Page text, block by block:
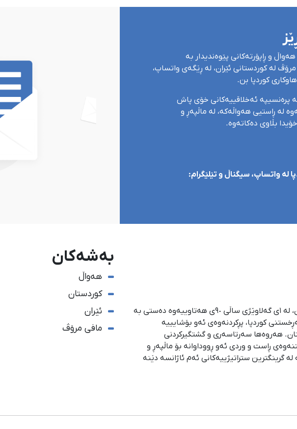
و ڕاپۆرتەکانی پێوەندیدار بە
لە کوردستانی ئێران، لە ڕێگەی واتساپ،
کوردپا بن.
پرەنسیپە ئەخلاقییەکانی خۆی پاش
لە ڕاستیی هەواڵەکە، لە ماڵپەڕ و
بڵاوی دەکاتەوە.
لە واتساپ، سیگناڵ و تێلێگرام:
ئاژانسی هەواڵدەریی کوردستان، لە ١ی گەلاوێژی ساڵی ٩٠ی هەتاوییەوە دەستی بە
كوردپا، پڕكردنەوەی ئەو بۆشایییە
هەروەها سەرتاسەری و گشتگیركردنی
ڕاست و وردی ئەو ڕووداوانە بۆ ماڵپەڕ و
گرینگترین ستراتیژییەكانی ئەم ئاژانسە دێنە
بەشەکان
هەواڵ
کوردستان
ئێران
مافی مرۆڤ